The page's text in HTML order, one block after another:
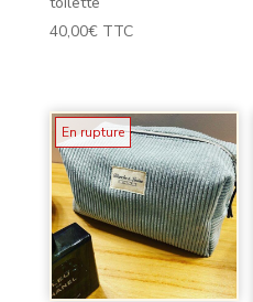
40,00€ TTC
En rupture